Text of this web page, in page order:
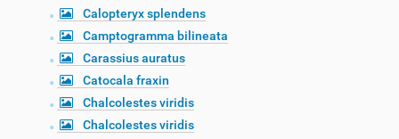
Calopteryx splendens
Camptogramma bilineata
Carassius auratus
Catocala fraxin
Chalcolestes viridis
Chalcolestes viridis